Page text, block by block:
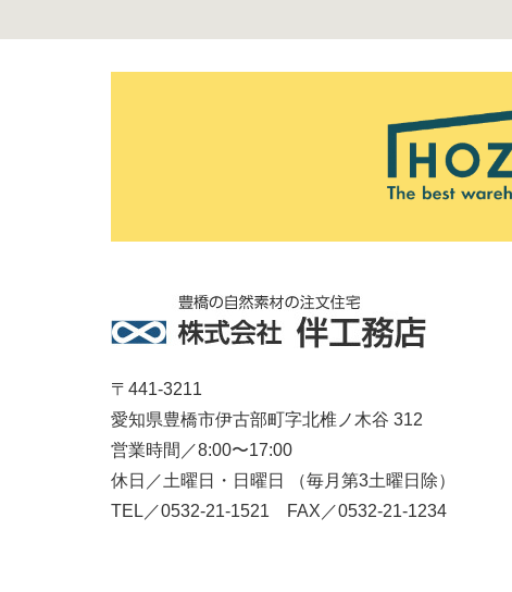
〒441-3211
愛知県豊橋市伊古部町字北椎ノ木谷 312
営業時間／8:00〜17:00
休日／土曜日・日曜日 （毎月第3土曜日除）
TEL／0532-21-1521 FAX／0532-21-1234